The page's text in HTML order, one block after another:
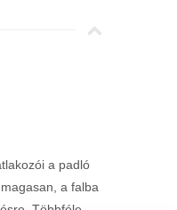
a padló
a falba